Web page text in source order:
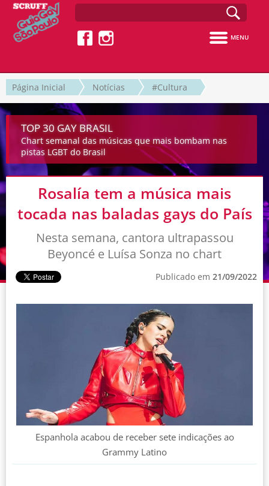
MENU
Página Inicial Notícias #Cultura
TOP 30 GAY BRASIL
Chart semanal das músicas que mais bombam nas
pistas LGBT do Brasil
Rosalía tem a música mais
tocada nas baladas gays do País
Nesta semana, cantora ultrapassou
Beyoncé e Luísa Sonza no chart
Publicado em 21/09/2022
Espanhola acabou de receber sete indicações ao
Grammy Latino